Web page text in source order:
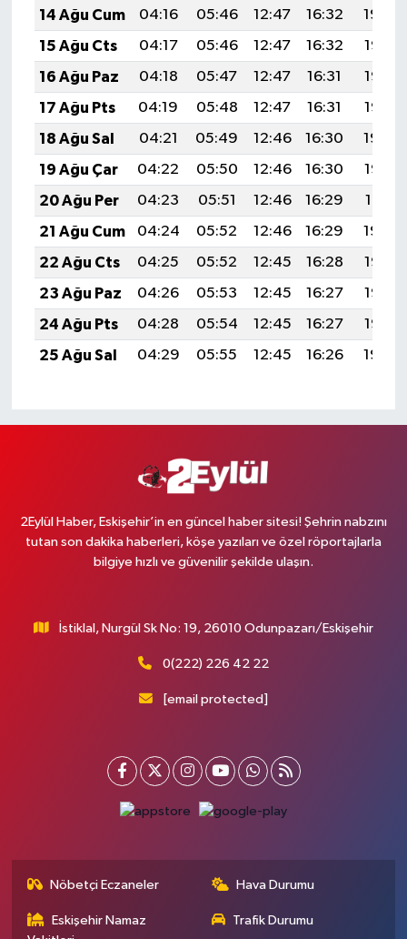
14 Ağu Cum
04:16 05:46 12:47 16:32
19:39
15 Ağu Cts
04:17 05:46 12:47 16:32
19:37
16 Ağu Paz
04:18 05:47 12:47 16:31
19:36
17 Ağu Pts
04:19 05:48 12:47 16:31
19:35
18 Ağu Sal
04:21 05:49 12:46 16:30
19:34
19 Ağu Çar
04:22 05:50 12:46 16:30
19:32
20 Ağu Per
04:23 05:51 12:46 16:29
19:31
21 Ağu Cum
04:24 05:52 12:46 16:29
19:30
22 Ağu Cts
04:25 05:52 12:45 16:28
19:28
23 Ağu Paz
04:26 05:53 12:45 16:27
19:27
24 Ağu Pts
04:28 05:54 12:45 16:27
19:26
25 Ağu Sal
04:29 05:55 12:45 16:26 19:24
2Eylül Haber, Eskişehir’in en güncel haber sitesi! Şehrin nabzını
tutan son dakika haberleri, köşe yazıları ve özel röportajlarla
bilgiye hızlı ve güvenilir şekilde ulaşın.
İstiklal, Nurgül Sk No: 19, 26010 Odunpazarı/Eskişehir
0(222) 226 42 22
[email protected]
Nöbetçi Eczaneler Hava Durumu
Eskişehir Namaz
Trafik Durumu